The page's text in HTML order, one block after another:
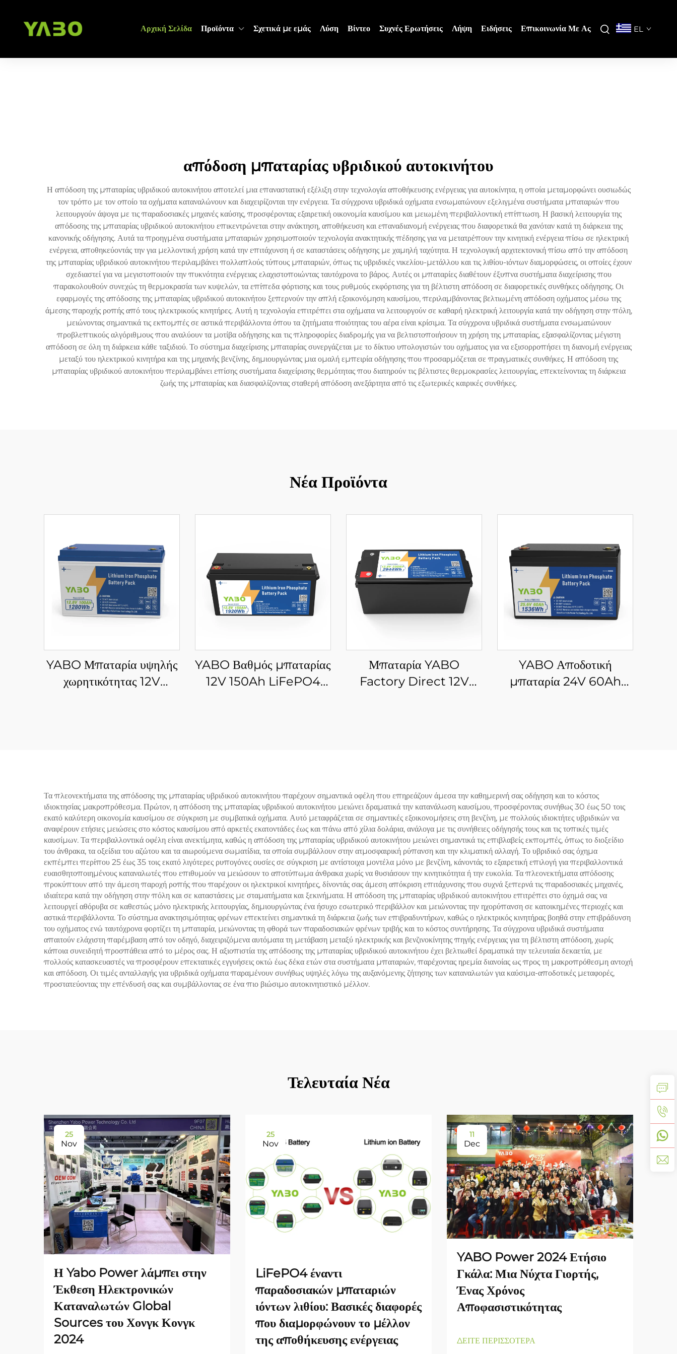
Αρχική Σελίδα Προϊόντα Σχετικά με εμάς Λύση Βίντεο Συχνές Ερωτήσεις Λήψη Ειδήσεις Επικοινωνία Με Ας EL
απόδοση μπαταρίας υβριδικού αυτοκινήτου
Η απόδοση της μπαταρίας υβριδικού αυτοκινήτου αποτελεί μια επαναστατική εξέλιξη στην τεχνολογία αποθήκευσης ενέργειας για αυτοκίνητα, η οποία μεταμορφώνει ουσιωδώς
τον τρόπο με τον οποίο τα οχήματα καταναλώνουν και διαχειρίζονται την ενέργεια. Τα σύγχρονα υβριδικά οχήματα ενσωματώνουν εξελιγμένα συστήματα μπαταριών που
λειτουργούν άψογα με τις παραδοσιακές μηχανές καύσης, προσφέροντας εξαιρετική οικονομία καυσίμου και μειωμένη περιβαλλοντική επίπτωση. Η βασική λειτουργία της
απόδοσης της μπαταρίας υβριδικού αυτοκινήτου επικεντρώνεται στην ανάκτηση, αποθήκευση και επαναδιανομή ενέργειας που διαφορετικά θα χανόταν κατά τη διάρκεια της
κανονικής οδήγησης. Αυτά τα προηγμένα συστήματα μπαταριών χρησιμοποιούν τεχνολογία ανακτητικής πέδησης για να μετατρέπουν την κινητική ενέργεια πίσω σε ηλεκτρική
ενέργεια, αποθηκεύοντάς την για μελλοντική χρήση κατά την επιτάχυνση ή σε καταστάσεις οδήγησης με χαμηλή ταχύτητα. Η τεχνολογική αρχιτεκτονική πίσω από την απόδοση
της μπαταρίας υβριδικού αυτοκινήτου περιλαμβάνει πολλαπλούς τύπους μπαταριών, όπως τις υβριδικές νικελίου-μετάλλου και τις λιθίου-ιόντων διαμορφώσεις, οι οποίες έχουν
σχεδιαστεί για να μεγιστοποιούν την πυκνότητα ενέργειας ελαχιστοποιώντας ταυτόχρονα το βάρος. Αυτές οι μπαταρίες διαθέτουν έξυπνα συστήματα διαχείρισης που
παρακολουθούν συνεχώς τη θερμοκρασία των κυψελών, τα επίπεδα φόρτισης και τους ρυθμούς εκφόρτισης για τη βέλτιστη απόδοση σε διαφορετικές συνθήκες οδήγησης. Οι
εφαρμογές της απόδοσης της μπαταρίας υβριδικού αυτοκινήτου ξεπερνούν την απλή εξοικονόμηση καυσίμου, περιλαμβάνοντας βελτιωμένη απόδοση οχήματος μέσω της
άμεσης παροχής ροπής από τους ηλεκτρικούς κινητήρες. Αυτή η τεχνολογία επιτρέπει στα οχήματα να λειτουργούν σε καθαρή ηλεκτρική λειτουργία κατά την οδήγηση στην πόλη,
μειώνοντας σημαντικά τις εκπομπές σε αστικά περιβάλλοντα όπου τα ζητήματα ποιότητας του αέρα είναι κρίσιμα. Τα σύγχρονα υβριδικά συστήματα ενσωματώνουν
προβλεπτικούς αλγόριθμους που αναλύουν τα μοτίβα οδήγησης και τις πληροφορίες διαδρομής για να βελτιστοποιήσουν τη χρήση της μπαταρίας, εξασφαλίζοντας μέγιστη
απόδοση σε όλη τη διάρκεια κάθε ταξιδιού. Το σύστημα διαχείρισης μπαταρίας συνεργάζεται με το δίκτυο υπολογιστών του οχήματος για να εξισορροπήσει τη διανομή ενέργειας
μεταξύ του ηλεκτρικού κινητήρα και της μηχανής βενζίνης, δημιουργώντας μια ομαλή εμπειρία οδήγησης που προσαρμόζεται σε πραγματικές συνθήκες. Η απόδοση της
μπαταρίας υβριδικού αυτοκινήτου περιλαμβάνει επίσης συστήματα διαχείρισης θερμότητας που διατηρούν τις βέλτιστες θερμοκρασίες λειτουργίας, επεκτείνοντας τη διάρκεια
ζωής της μπαταρίας και διασφαλίζοντας σταθερή απόδοση ανεξάρτητα από τις εξωτερικές καιρικές συνθήκες.
Νέα Προϊόντα
YABO Μπαταρία υψηλής
χωρητικότητας 12V
Φωσφορικού για Οχήματα
RV, Σκάφη, UPS
YABO Βαθμός μπαταρίας
12V 150Ah LiFePO4
Μπαταρία YABO
Factory Direct 12V
YABO Αποδοτική
μπαταρία 24V 60Ah
αποθήκευση
Τα πλεονεκτήματα της απόδοσης της μπαταρίας υβριδικού αυτοκινήτου παρέχουν σημαντικά οφέλη που επηρεάζουν άμεσα την καθημερινή σας οδήγηση και το κόστος
ιδιοκτησίας μακροπρόθεσμα. Πρώτον, η απόδοση της μπαταρίας υβριδικού αυτοκινήτου μειώνει δραματικά την κατανάλωση καυσίμου, προσφέροντας συνήθως 30 έως 50 τοις
εκατό καλύτερη οικονομία καυσίμου σε σύγκριση με συμβατικά οχήματα. Αυτό μεταφράζεται σε σημαντικές εξοικονομήσεις στη βενζίνη, με πολλούς ιδιοκτήτες υβριδικών να
αναφέρουν ετήσιες μειώσεις στο κόστος καυσίμου από αρκετές εκατοντάδες έως και πάνω από χίλια δολάρια, ανάλογα με τις συνήθειες οδήγησής τους και τις τοπικές τιμές
καυσίμων. Τα περιβαλλοντικά οφέλη είναι ανεκτίμητα, καθώς η απόδοση της μπαταρίας υβριδικού αυτοκινήτου μειώνει σημαντικά τις επιβλαβείς εκπομπές, όπως το διοξείδιο
του άνθρακα, τα οξείδια του αζώτου και τα αιωρούμενα σωματίδια, τα οποία συμβάλλουν στην ατμοσφαιρική ρύπανση και την κλιματική αλλαγή. Το υβριδικό σας όχημα
εκπέμπει περίπου 25 έως 35 τοις εκατό λιγότερες ρυπογόνες ουσίες σε σύγκριση με αντίστοιχα μοντέλα μόνο με βενζίνη, κάνοντάς το εξαιρετική επιλογή για περιβαλλοντικά
ευαισθητοποιημένους καταναλωτές που επιθυμούν να μειώσουν το αποτύπωμα άνθρακα χωρίς να θυσιάσουν την κινητικότητα ή την ευκολία. Τα πλεονεκτήματα απόδοσης
προκύπτουν από την άμεση παροχή ροπής που παρέχουν οι ηλεκτρικοί κινητήρες, δίνοντάς σας άμεση απόκριση επιτάχυνσης που συχνά ξεπερνά τις παραδοσιακές μηχανές,
ιδιαίτερα κατά την οδήγηση στην πόλη και σε καταστάσεις με σταματήματα και ξεκινήματα. Η απόδοση της μπαταρίας υβριδικού αυτοκινήτου επιτρέπει στο όχημά σας να
λειτουργεί αθόρυβα σε καθεστώς μόνο ηλεκτρικής λειτουργίας, δημιουργώντας ένα ήσυχο εσωτερικό περιβάλλον και μειώνοντας την ηχορύπανση σε κατοικημένες περιοχές και
αστικά περιβάλλοντα. Το σύστημα ανακτησιμότητας φρένων επεκτείνει σημαντικά τη διάρκεια ζωής των επιβραδυντήρων, καθώς ο ηλεκτρικός κινητήρας βοηθά στην επιβράδυνση
του οχήματος ενώ ταυτόχρονα φορτίζει τη μπαταρία, μειώνοντας τη φθορά των παραδοσιακών φρένων τριβής και το κόστος συντήρησης. Τα σύγχρονα υβριδικά συστήματα
απαιτούν ελάχιστη παρέμβαση από τον οδηγό, διαχειριζόμενα αυτόματα τη μετάβαση μεταξύ ηλεκτρικής και βενζινοκίνητης πηγής ενέργειας για τη βέλτιστη απόδοση, χωρίς
κάποια συνειδητή προσπάθεια από το μέρος σας. Η αξιοπιστία της απόδοσης της μπαταρίας υβριδικού αυτοκινήτου έχει βελτιωθεί δραματικά την τελευταία δεκαετία, με
πολλούς κατασκευαστές να προσφέρουν επεκτατικές εγγυήσεις οκτώ έως δέκα ετών στα συστήματα μπαταριών, παρέχοντας ηρεμία διανοίας ως προς τη μακροπρόθεσμη αντοχή
και απόδοση. Οι τιμές ανταλλαγής για υβριδικά οχήματα παραμένουν συνήθως υψηλές λόγω της αυξανόμενης ζήτησης των καταναλωτών για καύσιμα-αποδοτικές μεταφορές,
προστατεύοντας την επένδυσή σας και συμβάλλοντας σε ένα πιο βιώσιμο αυτοκινητιστικό μέλλον.
Τελευταία Νέα
25
Nov
Η Yabo Power λάμπει στην
Έκθεση Ηλεκτρονικών
Καταναλωτών Global
Sources του Χονγκ Κονγκ
2024
25
Nov
LiFePO4 έναντι
παραδοσιακών μπαταριών
ιόντων λιθίου: Βασικές διαφορές
που διαμορφώνουν το μέλλον
της αποθήκευσης ενέργειας
11
Dec
YABO Power 2024 Ετήσιο
Γκάλα: Μια Νύχτα Γιορτής,
Ένας Χρόνος
Αποφασιστικότητας
ΔΕΙΤΕ ΠΕΡΙΣΣΟΤΕΡΑ